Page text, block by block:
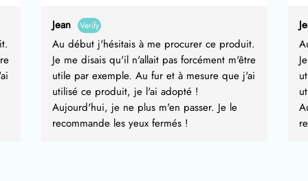
Jean Verify
Au début j'hésitais à me procurer ce produit.
Je me disais qu'il n'allait pas forcément m'être
utile par exemple. Au fur et à mesure que j'ai
utilisé ce produit, je l'ai adopté !
Aujourd'hui, je ne plus m'en passer. Je le
recommande les yeux fermés !